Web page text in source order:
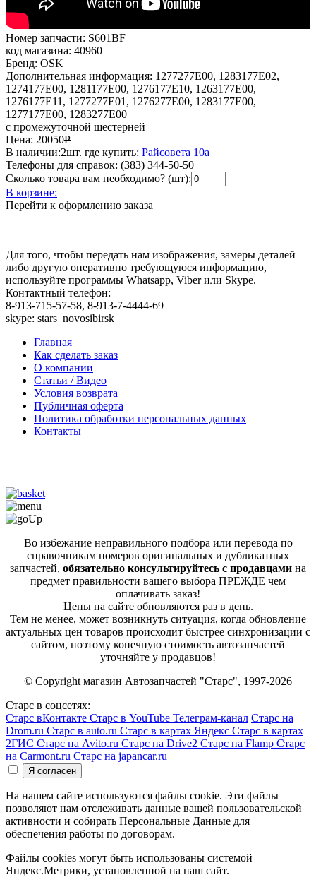
Номер запчасти: S601BF
код магазина: 40960
Бренд: OSK
Дополнительная информация: 1277277E00, 1283177E02,
1274177E00, 1281177E00, 1276177E10, 1263177E00,
1276177E11, 1277277E01, 1276277E00, 1283177E00,
1277177E00, 1283277E00
с промежуточной шестерней
Цена: 20050Р
В наличии:2шт. где купить: Райсовета 10а
Телефоны для справок: (383) 344-50-50
Сколько товара вам необходимо? (шт):
В корзине:
Перейти к оформлению заказа
Для того, чтобы передать нам изображения, замеры деталей
либо другую оперативно требующуюся информацию,
используйте программы Whatsapp, Viber или Skype.
Контактный телефон:
8-913-715-57-58, 8-913-7-4444-69
skype: stars_novosibirsk
Главная
Как сделать заказ
О компании
Статьи / Видео
Условия возврата
Публичная оферта
Политика обработки персональных данных
Контакты
Во избежание неправильного подбора или перевода по
справочникам номеров оригинальных и дубликатных
запчастей, обязательно консультируйтесь с продавцами на
предмет правильности вашего выбора ПРЕЖДЕ чем
оплачивать заказ!
Цены на сайте обновляются раз в день.
Тем не менее, может возникнуть ситуация, когда обновление
актуальных цен товаров происходит быстрее синхронизации с
сайтом, поэтому конечную стоимость автозапчастей
уточняйте у продавцов!
© Copyright магазин Автозапчастей "Старс", 1997-2026
Старс в соцсетях:
Старс вКонтакте Старс в YouTube Телеграм-канал Старс на
Drom.ru Старс в auto.ru Старс в картах Яндекс Старс в картах
2ГИС Старс на Avito.ru Старс на Drive2 Старс на Flamp Старс
на Carmont.ru Старс на japancar.ru
На нашем сайте используются файлы cookie. Эти файлы
позволяют нам отслеживать данные вашей пользовательской
активности и собирать Персональные Данные для
обеспечения работы по договорам.
Файлы cookies могут быть использованы системой
Яндекс.Метрики, установленной на наш сайт.